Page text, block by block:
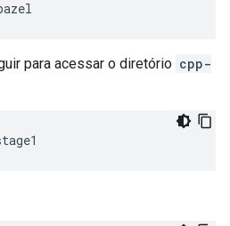
para acessar o diretório cpp-